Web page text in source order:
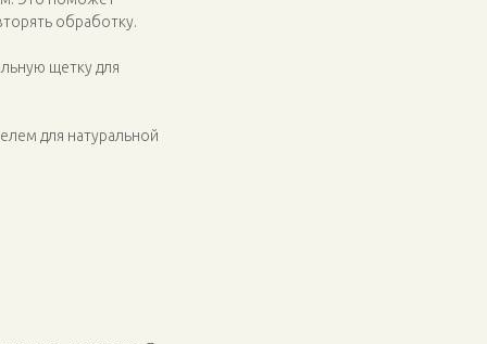
обработку.
щетку для
для натуральной